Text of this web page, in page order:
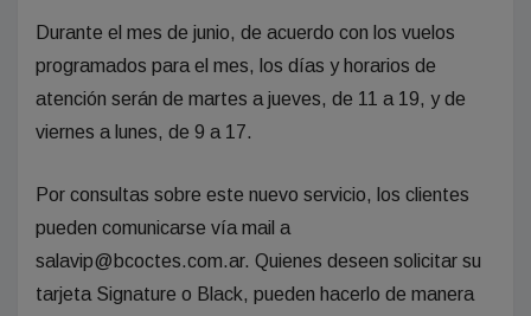
Durante el mes de junio, de acuerdo con los vuelos
programados para el mes, los días y horarios de
atención serán de martes a jueves, de 11 a 19, y de
viernes a lunes, de 9 a 17.
Por consultas sobre este nuevo servicio, los clientes
pueden comunicarse vía mail a
salavip@bcoctes.com.ar. Quienes deseen solicitar su
tarjeta Signature o Black, pueden hacerlo de manera